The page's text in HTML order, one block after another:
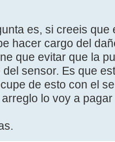
es, si creeis que
hacer cargo del
que evitar que la
sensor. Es que
de esto con el
lo voy a